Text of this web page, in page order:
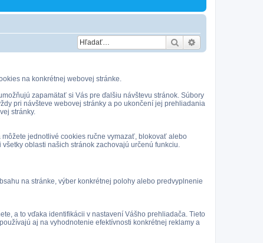
Hľadať
na konkrétnej webovej stránke.
zapamätať si Vás pre ďalšiu návštevu stránok. Súbory
pri návšteve webovej stránky a po ukončení jej prehliadania
stránky.
jednotlivé cookies ručne vymazať, blokovať alebo
oblasti našich stránok zachovajú určenú funkciu.
na stránke, výber konkrétnej polohy alebo predvyplnenie
a to vďaka identifikácii v nastavení Vášho prehliadača. Tieto
aj na vyhodnotenie efektívnosti konkrétnej reklamy a